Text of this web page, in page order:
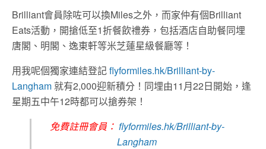
Brilliant會員除咗可以換Miles之外，而家仲有個Brilliant
Eats活動，開搶低至1折餐飲禮券，包括酒店自助餐同埋
唐閣、明閣、逸東軒等米芝蓮星級餐廳等！
用我呢個獨家連結登記flyformiles.hk/Brilliant-by-
Langham就有2,000迎新積分！同埋由11月22日開始，逢
星期五中午12時都可以搶券架！
免費註冊會員： flyformiles.hk/Brilliant-by-
Langham